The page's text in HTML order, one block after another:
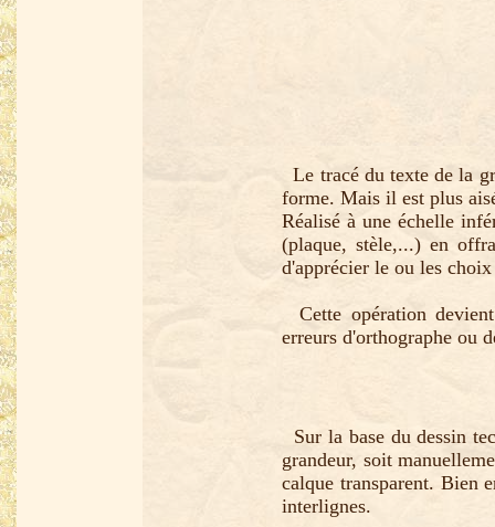
Le tracé du texte de la
forme. Mais il est plus
Réalisé à une échelle
(plaque, stèle,...) en
d'apprécier le ou les
Cette opération
erreurs d'orthographe ou
Sur la base du dessin
grandeur, soit
calque transparent. Bien
interlignes.